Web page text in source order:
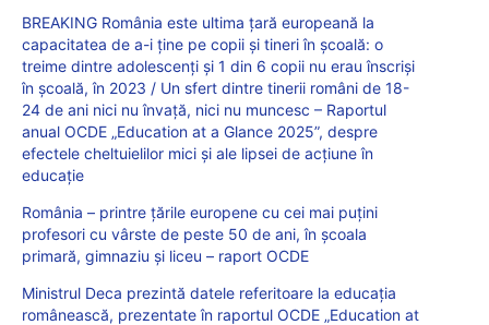
BREAKING România este ultima țară europeană la
capacitatea de a-i ține pe copii și tineri în școală: o
treime dintre adolescenți și 1 din 6 copii nu erau înscriși
în școală, în 2023 / Un sfert dintre tinerii români de 18-
24 de ani nici nu învață, nici nu muncesc – Raportul
anual OCDE „Education at a Glance 2025”, despre
efectele cheltuielilor mici și ale lipsei de acțiune în
educație
România – printre țările europene cu cei mai puțini
profesori cu vârste de peste 50 de ani, în școala
primară, gimnaziu și liceu – raport OCDE
Ministrul Deca prezintă datele referitoare la educația
românească, prezentate în raportul OCDE „Education at